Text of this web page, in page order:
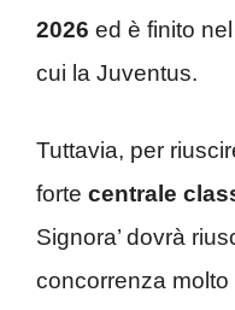
2026 ed è finito
cui la Juventus.
Tuttavia, per
forte centrale
Signora’ dovrà
concorrenza